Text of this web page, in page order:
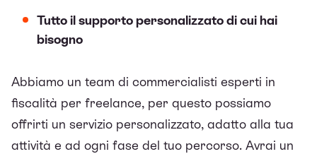
Tutto il supporto personalizzato di cui hai
bisogno
Abbiamo un team di commercialisti esperti in
fiscalità per freelance, per questo possiamo
offrirti un servizio personalizzato, adatto alla tua
attività e ad ogni fase del tuo percorso. Avrai un